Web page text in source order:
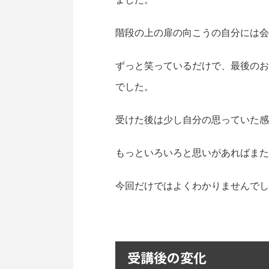
階段の上の扉の向こうの自分には
ずっと笑っているだけで、最後の
でした。
受けた後は少し自分の思っていた
もっといろいろと思いがあればま
今回だけではよくわかりませんで
受講後の変化